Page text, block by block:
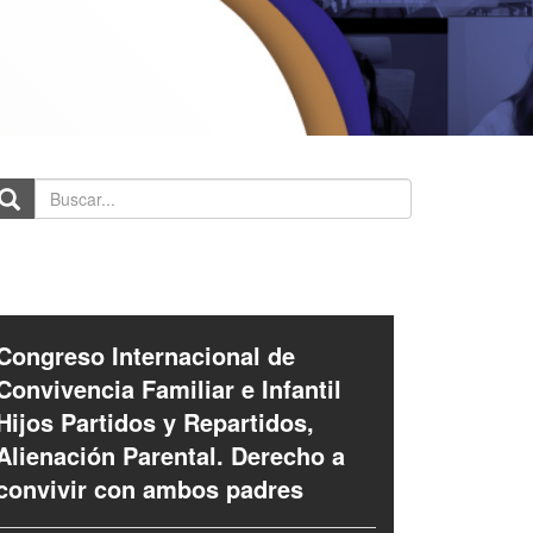
Internacional de
Familiar e Infantil
Partidos y Repartidos,
Parental. Derecho a
con ambos padres